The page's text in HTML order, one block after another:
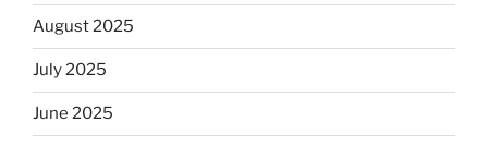
August 2025
July 2025
June 2025